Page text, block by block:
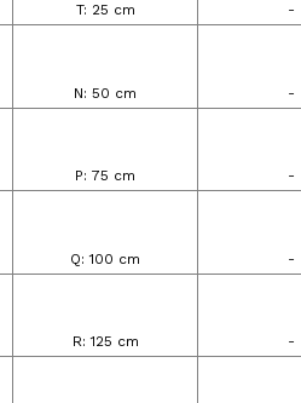
T: 25 cm -
N: 50 cm -
P: 75 cm -
Q: 100 cm -
R: 125 cm -